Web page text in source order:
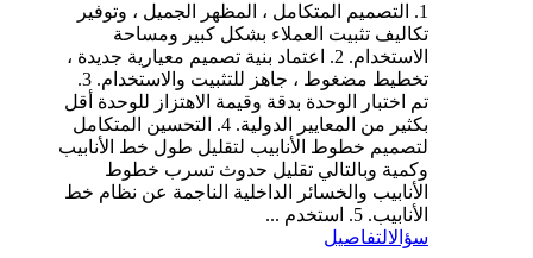
1. التصميم المتكامل ، المظهر الجميل ، وتوفير
تكاليف تثبيت العملاء بشكل كبير ومساحة
الاستخدام. 2. اعتماد بنية تصميم معيارية جديدة ،
تخطيط مضغوط ، جاهز للتثبيت والاستخدام. 3.
تم اختبار الوحدة بدقة وقيمة الاهتزاز للوحدة أقل
بكثير من المعايير الدولية. 4. التحسين المتكامل
لتصميم خطوط الأنابيب لتقليل طول خط الأنابيب
وكمية وبالتالي تقليل حدوث تسرب خطوط
الأنابيب والخسائر الداخلية الناجمة عن نظام خط
الأنابيب. 5. استخدم ...
سؤالالتفاصيل